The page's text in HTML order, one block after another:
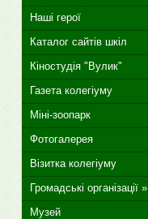
Наші герої
Каталог сайтів шкіл
Кіностудія "Вулик"
Газета колегіуму
Міні-зоопарк
Фотогалерея
Візитка колегіуму
Громадські організації »
Музей